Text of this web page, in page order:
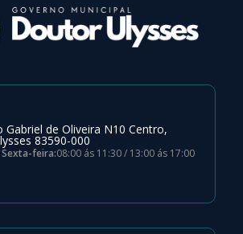
Gabriel de Oliveira N10 Centro,
83590-000
feira:08:00 ás 11:30 / 13:00 ás 17:00